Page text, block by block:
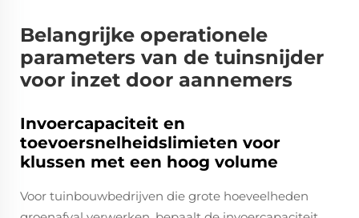
Belangrijke operationele
parameters van de tuinsnijder
voor inzet door aannemers
Invoercapaciteit en
toevoersnelheidslimieten voor
klussen met een hoog volume
Voor tuinbouwbedrijven die grote hoeveelheden